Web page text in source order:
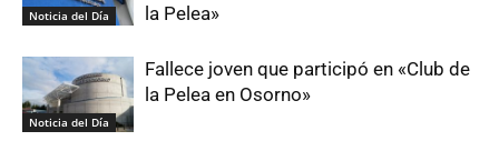
Noticia del Día
la Pelea»
Noticia del Día
Fallece joven que participó en «Club de
la Pelea en Osorno»